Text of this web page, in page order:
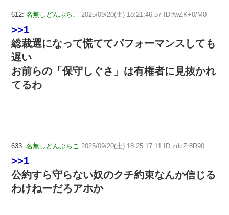
612: 名無しどんぶらこ 2025/09/20(土) 18:21:46.57 ID:fwZK+0/M0
>>1
総裁選になって慌ててパフォーマンスしても
遅い
お前らの「保守しぐさ」は有権者に見抜かれ
てるわ
633: 名無しどんぶらこ 2025/09/20(土) 18:25:17.11 ID:zdcZr8R90
>>1
公約すら守らない奴のクチ約束なんか信じる
わけねーだろアホか